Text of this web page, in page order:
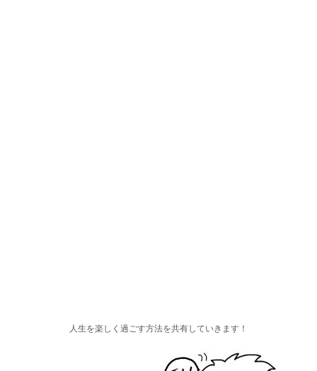
人生を楽しく過ごす方法を共有していきます！